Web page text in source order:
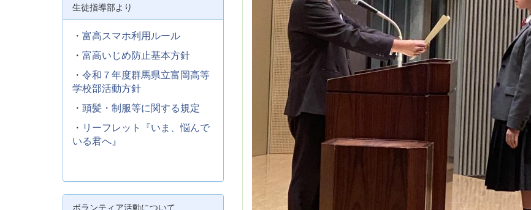
生徒指導部より
・ 富高スマホ利用ルール
・ 富高いじめ防止基本方針
・ 令和７年度群馬県立富岡高等
学校部活動方針
・ 頭髪・制服等に関する規定
・ リーフレット『いま、悩んで
いる君へ』
ボランティア活動について